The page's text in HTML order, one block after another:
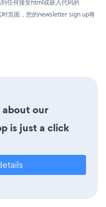
任何接受html或嵌入代码的
页面，您的newsletter sign up将
our
is just a click